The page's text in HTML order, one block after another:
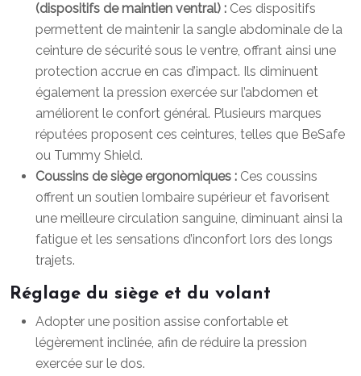
(dispositifs de maintien ventral) : Ces dispositifs
permettent de maintenir la sangle abdominale de la
ceinture de sécurité sous le ventre, offrant ainsi une
protection accrue en cas d’impact. Ils diminuent
également la pression exercée sur l’abdomen et
améliorent le confort général. Plusieurs marques
réputées proposent ces ceintures, telles que BeSafe
ou Tummy Shield.
Coussins de siège ergonomiques : Ces coussins
offrent un soutien lombaire supérieur et favorisent
une meilleure circulation sanguine, diminuant ainsi la
fatigue et les sensations d’inconfort lors des longs
trajets.
Réglage du siège et du volant
Adopter une position assise confortable et
légèrement inclinée, afin de réduire la pression
exercée sur le dos.